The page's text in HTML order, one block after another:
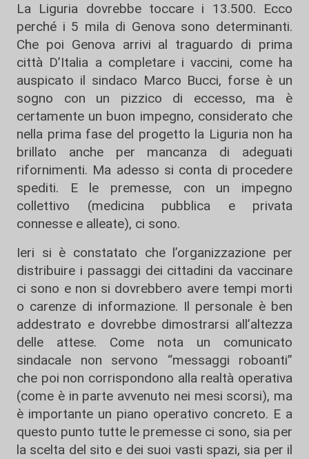
La Liguria dovrebbe toccare i 13.500. Ecco
perché i 5 mila di Genova sono determinanti.
Che poi Genova arrivi al traguardo di prima
città D’Italia a completare i vaccini, come ha
auspicato il sindaco Marco Bucci, forse è un
sogno con un pizzico di eccesso, ma è
certamente un buon impegno, considerato che
nella prima fase del progetto la Liguria non ha
brillato anche per mancanza di adeguati
rifornimenti. Ma adesso si conta di procedere
spediti. E le premesse, con un impegno
collettivo (medicina pubblica e privata
connesse e alleate), ci sono.
Ieri si è constatato che l’organizzazione per
distribuire i passaggi dei cittadini da vaccinare
ci sono e non si dovrebbero avere tempi morti
o carenze di informazione. Il personale è ben
addestrato e dovrebbe dimostrarsi all’altezza
delle attese. Come nota un comunicato
sindacale non servono “messaggi roboanti”
che poi non corrispondono alla realtà operativa
(come è in parte avvenuto nei mesi scorsi), ma
è importante un piano operativo concreto. E a
questo punto tutte le premesse ci sono, sia per
la scelta del sito e dei suoi vasti spazi, sia per il